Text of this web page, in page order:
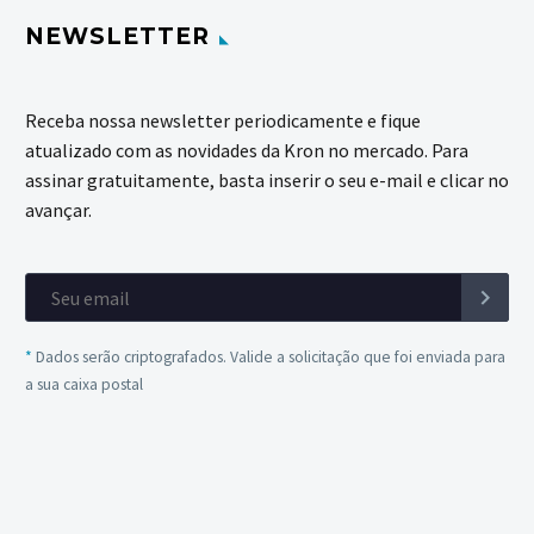
NEWSLETTER
Receba nossa newsletter periodicamente e fique
atualizado com as novidades da Kron no mercado. Para
assinar gratuitamente, basta inserir o seu e-mail e clicar no
avançar.
* Dados serão criptografados. Valide a solicitação que foi enviada para
a sua caixa postal